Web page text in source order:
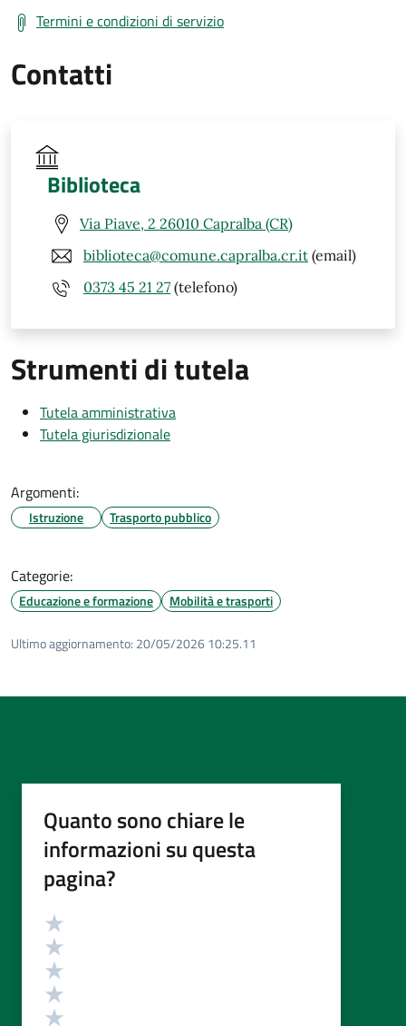
Termini e condizioni di servizio
Contatti
Biblioteca
Via Piave, 2 26010 Capralba (CR)
biblioteca@comune.capralba.cr.it (email)
0373 45 21 27 (telefono)
Strumenti di tutela
Tutela amministrativa
Tutela giurisdizionale
Argomenti:
Istruzione Trasporto pubblico
Categorie:
Educazione e formazione Mobilità e trasporti
Ultimo aggiornamento: 20/05/2026 10:25.11
Quanto sono chiare le
informazioni su questa
pagina?
Valutazione